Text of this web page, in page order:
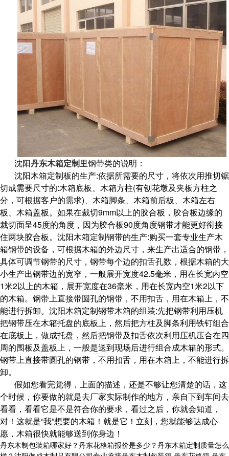
沈阳丹东木箱定制里钢带类的说明：
沈阳木箱定制板的生产:依据所需要的尺寸，将依次用推切锯
切成需要尺寸的:木箱底板、木箱方柱(有刨花墩及夹板方柱之
分，可根据客户的需求)、木箱脚条、木箱前后板、木箱左右
板、木箱盖板。如果在裁切9mm以上的胶合板，胶合板边缘的
裁切面呈45度的角度，因为胶合板90度角度钢带才能更好衔接
住两块胶合板。沈阳木箱定制钢带的生产:购买一套专业生产木
箱钢带的设备，可根据木箱的外边尺寸，来生产出适合的钢带，
具体可调节钢带的尺寸，钢带每个边的扣舌孔数，根据木箱的大
小生产出钢带边的宽窄，一般展开宽度42.5毫米，用在长宽内空
1米2以上的木箱，展开宽度在36毫米，用在长宽内空1米2以下
的木箱。钢带上直接带圆孔的钢带，不用扣舌，用在木箱上，不
能进行拆卸。沈阳木箱定制钢带木箱的组装:先把钢带利用压机
把钢带压在木箱托盘的底板上，然后把方柱及脚条利用铁钉组合
在底板上，做成托盘，然后把钢带及扣舌依次利用压机压合在四
周的围板及盖板上，一般是送到现场后进行组合成木箱的形式。
钢带上直接带圆孔的钢带，不用扣舌，用在木箱上，不能进行拆
卸。
假如您看完觉得，上面的描述，还是不够让您清楚的话，这
个时候，你要做的就是去厂家实际制作的地方，亲自下到车间去
看看，看看它是不是符合你的要求，看过之后，你就会知道，
对！这就是“我”想要的木箱！就是它！立刻，您就能够达成心
愿，木箱很快就能够送到你身边！
丹东木制包装箱哪家好？丹东花格箱报价是多少？丹东木箱定制质量怎么